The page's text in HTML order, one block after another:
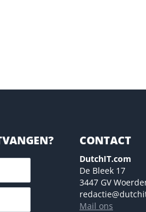
CONTACT
DutchIT.com
De Bleek 17
3447 GV
Mail ons